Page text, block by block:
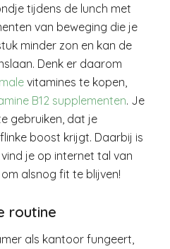
tijdens de lunch met
van beweging die je
minder zon en kan de
Denk er daarom
vitamines te kopen,
B12 supplementen. Je
gebruiken, dat je
boost krijgt. Daarbij is
je op internet tal van
alsnog fit te blijven!
routine
als kantoor fungeert,